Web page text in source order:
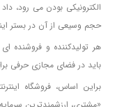
الکترونیکی بودن می رود،
حجم وسیعی از آن در بستر
هر تولیدکننده و فروشنده
باید در فضای مجازی حرفی